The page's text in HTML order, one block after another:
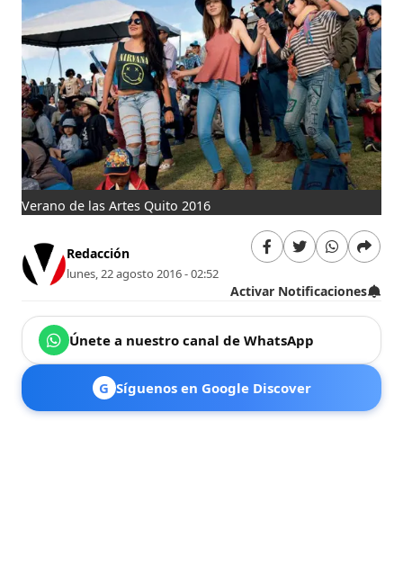
Verano de las Artes Quito 2016
Redacción
lunes, 22 agosto 2016 - 02:52
Activar Notificaciones
Únete a nuestro canal de WhatsApp
G Síguenos en Google Discover